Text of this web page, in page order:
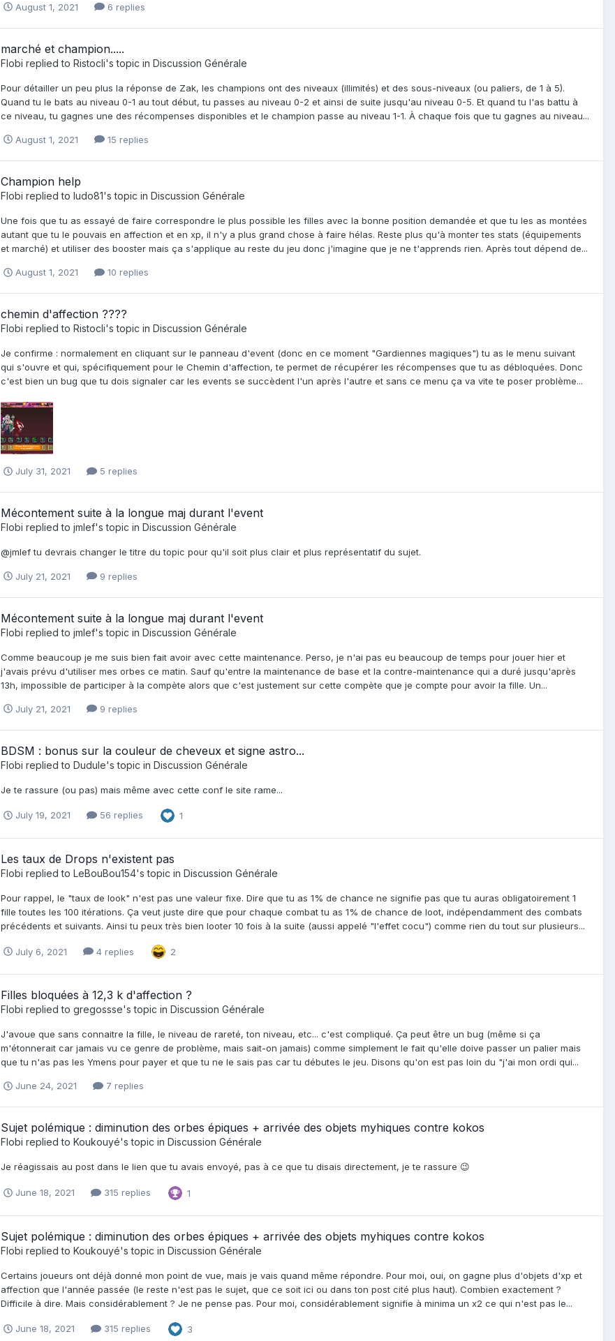
August 1, 2021 6 replies
marché et champion.....
Flobi replied to Ristocli's topic in Discussion Générale
Pour détailler un peu plus la réponse de Zak, les champions ont des niveaux (illimités) et des sous-niveaux (ou paliers, de 1 à 5).
Quand tu le bats au niveau 0-1 au tout début, tu passes au niveau 0-2 et ainsi de suite jusqu'au niveau 0-5. Et quand tu l'as battu à
ce niveau, tu gagnes une des récompenses disponibles et le champion passe au niveau 1-1. À chaque fois que tu gagnes au niveau...
August 1, 2021 15 replies
Champion help
Flobi replied to ludo81's topic in Discussion Générale
Une fois que tu as essayé de faire correspondre le plus possible les filles avec la bonne position demandée et que tu les as montées
autant que tu le pouvais en affection et en xp, il n'y a plus grand chose à faire hélas. Reste plus qu'à monter tes stats (équipements
et marché) et utiliser des booster mais ça s'applique au reste du jeu donc j'imagine que je ne t'apprends rien. Après tout dépend de...
August 1, 2021 10 replies
chemin d'affection ????
Flobi replied to Ristocli's topic in Discussion Générale
Je confirme : normalement en cliquant sur le panneau d'event (donc en ce moment "Gardiennes magiques") tu as le menu suivant
qui s'ouvre et qui, spécifiquement pour le Chemin d'affection, te permet de récupérer les récompenses que tu as débloquées. Donc
c'est bien un bug que tu dois signaler car les events se succèdent l'un après l'autre et sans ce menu ça va vite te poser problème...
July 31, 2021 5 replies
Mécontement suite à la longue maj durant l'event
Flobi replied to jmlef's topic in Discussion Générale
@jmlef tu devrais changer le titre du topic pour qu'il soit plus clair et plus représentatif du sujet.
July 21, 2021 9 replies
Mécontement suite à la longue maj durant l'event
Flobi replied to jmlef's topic in Discussion Générale
Comme beaucoup je me suis bien fait avoir avec cette maintenance. Perso, je n'ai pas eu beaucoup de temps pour jouer hier et
j'avais prévu d'utiliser mes orbes ce matin. Sauf qu'entre la maintenance de base et la contre-maintenance qui a duré jusqu'après
13h, impossible de participer à la compète alors que c'est justement sur cette compète que je compte pour avoir la fille. Un...
July 21, 2021 9 replies
BDSM : bonus sur la couleur de cheveux et signe astro...
Flobi replied to Dudule's topic in Discussion Générale
Je te rassure (ou pas) mais même avec cette conf le site rame...
July 19, 2021 56 replies 1
Les taux de Drops n'existent pas
Flobi replied to LeBouBou154's topic in Discussion Générale
Pour rappel, le "taux de look" n'est pas une valeur fixe. Dire que tu as 1% de chance ne signifie pas que tu auras obligatoirement 1
fille toutes les 100 itérations. Ça veut juste dire que pour chaque combat tu as 1% de chance de loot, indépendamment des combats
précédents et suivants. Ainsi tu peux très bien looter 10 fois à la suite (aussi appelé "l'effet cocu") comme rien du tout sur plusieurs...
July 6, 2021 4 replies 2
Filles bloquées à 12,3 k d'affection ?
Flobi replied to gregossse's topic in Discussion Générale
J'avoue que sans connaitre la fille, le niveau de rareté, ton niveau, etc... c'est compliqué. Ça peut être un bug (même si ça
m'étonnerait car jamais vu ce genre de problème, mais sait-on jamais) comme simplement le fait qu'elle doive passer un palier mais
que tu n'as pas les Ymens pour payer et que tu ne le sais pas car tu débutes le jeu. Disons qu'on est pas loin du "j'ai mon ordi qui...
June 24, 2021 7 replies
Sujet polémique : diminution des orbes épiques + arrivée des objets myhiques contre kokos
Flobi replied to Koukouyé's topic in Discussion Générale
Je réagissais au post dans le lien que tu avais envoyé, pas à ce que tu disais directement, je te rassure 😉
June 18, 2021 315 replies 1
Sujet polémique : diminution des orbes épiques + arrivée des objets myhiques contre kokos
Flobi replied to Koukouyé's topic in Discussion Générale
Certains joueurs ont déjà donné mon point de vue, mais je vais quand même répondre. Pour moi, oui, on gagne plus d'objets d'xp et
affection que l'année passée (le reste n'est pas le sujet, que ce soit ici ou dans ton post cité plus haut). Combien exactement ?
Difficile à dire. Mais considérablement ? Je ne pense pas. Pour moi, considérablement signifie à minima un x2 ce qui n'est pas le...
June 18, 2021 315 replies 3